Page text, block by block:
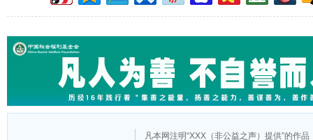
凡本网注明“XXX（非公益之声）提供”的作